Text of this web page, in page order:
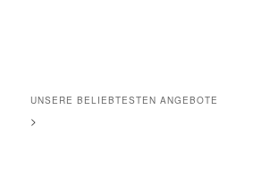
UNSERE BELIEBTESTEN ANGEBOTE
>